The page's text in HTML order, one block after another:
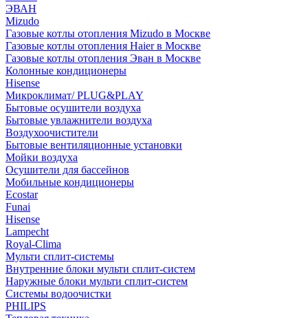
ЭВАН
Mizudo
Газовые котлы отопления Mizudo в Москве
Газовые котлы отопления Haier в Москве
Газовые котлы отопления Эван в Москве
Колонные кондиционеры
Hisense
Микроклимат/ PLUG&PLAY
Бытовые осушители воздуха
Бытовые увлажнители воздуха
Воздухоочистители
Бытовые вентиляционные установки
Мойки воздуха
Осушители для бассейнов
Мобильные кондиционеры
Ecostar
Funai
Hisense
Lampecht
Royal-Clima
Мульти сплит-системы
Внутренние блоки мульти сплит-систем
Наружные блоки мульти сплит-систем
Системы водоочистки
PHILIPS